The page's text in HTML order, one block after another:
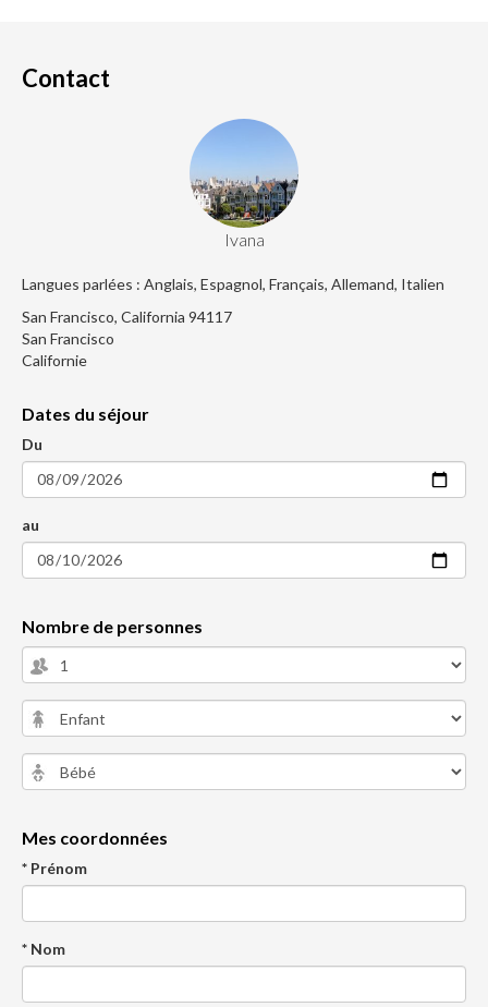
Contact
Ivana
Langues parlées : Anglais, Espagnol, Français, Allemand, Italien
San Francisco, California 94117
San Francisco
Californie
Dates du séjour
Du
au
Nombre de personnes
Mes coordonnées
* Prénom
* Nom